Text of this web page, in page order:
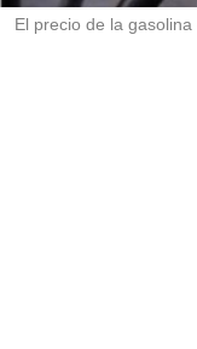
El precio de la